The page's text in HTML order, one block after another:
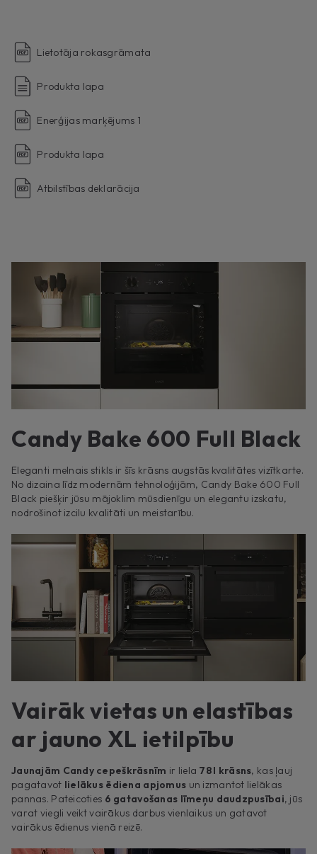
Lietotāja rokasgrāmata
Produkta lapa
Enerģijas marķējums 1
Produkta lapa
Atbilstības deklarācija
Candy Bake 600 Full Black
Eleganti melnais stikls ir šīs krāsns augstās kvalitātes vizītkarte.
No dizaina līdz modernām tehnoloģijām, Candy Bake 600 Full
Black piešķir jūsu mājoklim mūsdienīgu un elegantu izskatu,
nodrošinot izcilu kvalitāti un meistarību.
Vairāk vietas un elastības
ar jauno XL ietilpību
Jaunajām Candy cepeškrāsnīm ir liela 78 l krāsns, kas ļauj
pagatavot lielākus ēdiena apjomus un izmantot lielākas
pannas. Pateicoties 6 gatavošanas līmeņu daudzpusībai, jūs
varat viegli veikt vairākus darbus vienlaikus un gatavot
vairākus ēdienus vienā reizē.